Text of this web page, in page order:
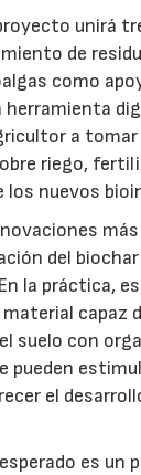
unirá
de
como
herramienta
a
riego,
los nuevos
del
la práctica,
capaz
suelo con
pueden
el
es un